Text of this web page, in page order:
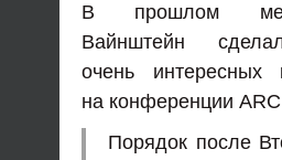
В прошлом
Вайнштейн
очень интересных
на конференции
Порядок после